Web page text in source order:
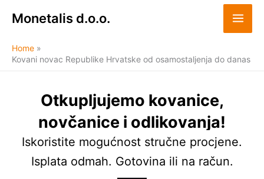
Monetalis d.o.o.
Home
Kovani novac Republike Hrvatske od osamostaljenja do danas
Otkupljujemo kovanice,
novčanice i odlikovanja!
Iskoristite mogućnost stručne procjene.
Isplata odmah. Gotovina ili na račun.